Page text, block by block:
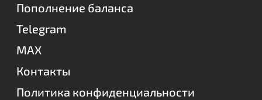
Пополнение баланса
Telegram
MAX
Контакты
Политика конфиденциальности